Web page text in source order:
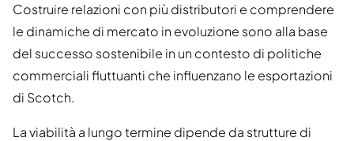
Costruire relazioni con più distributori e comprendere
le dinamiche di mercato in evoluzione sono alla base
del successo sostenibile in un contesto di politiche
commerciali fluttuanti che influenzano le esportazioni
di Scotch.
La viabilità a lungo termine dipende da strutture di